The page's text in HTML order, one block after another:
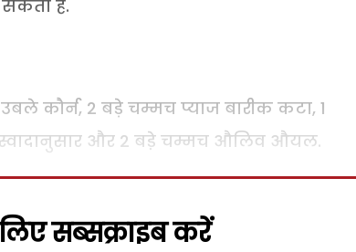
है.
कौर्न, 2 बड़े चम्मच प्याज बारीक कटा, 1
स्वादानुसार और 2 बडे़ चम्मच औलिव औयल.
सब्सक्राइब करें